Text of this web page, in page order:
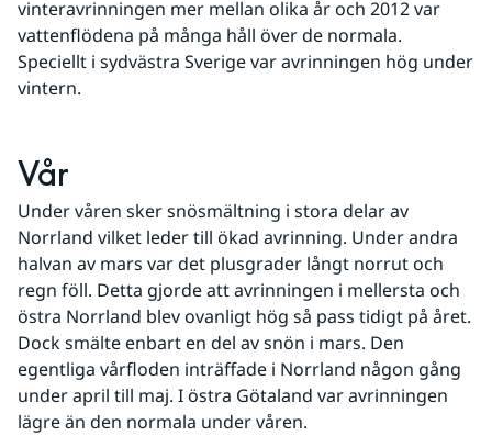
vinteravrinningen mer mellan olika år och 2012 var
vattenflödena på många håll över de normala.
Speciellt i sydvästra Sverige var avrinningen hög under
vintern.
Vår
Under våren sker snösmältning i stora delar av
Norrland vilket leder till ökad avrinning. Under andra
halvan av mars var det plusgrader långt norrut och
regn föll. Detta gjorde att avrinningen i mellersta och
östra Norrland blev ovanligt hög så pass tidigt på året.
Dock smälte enbart en del av snön i mars. Den
egentliga vårfloden inträffade i Norrland någon gång
under april till maj. I östra Götaland var avrinningen
lägre än den normala under våren.